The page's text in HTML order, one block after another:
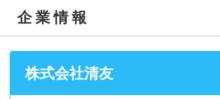
────────────────
キルアップ可能
[3] 土日祝休み、1日7.5時間勤務で無理なく
企 業 情 報
株式会社清友